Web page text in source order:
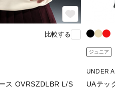
比較する
ス OVRSZDLBR L/S
ジュニア
UNDER
UAテッ